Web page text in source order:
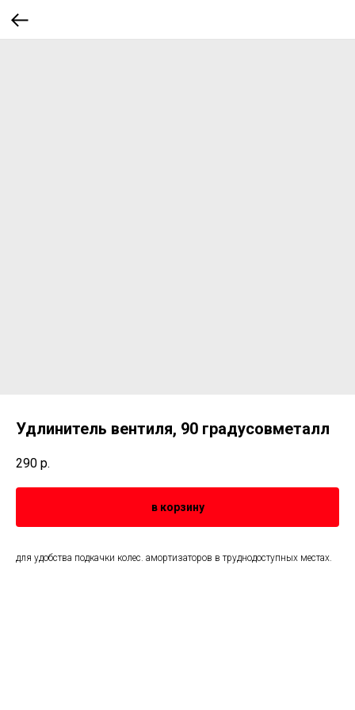
Удлинитель вентиля, 90 градусовметалл
290 р.
в корзину
для удобства подкачки колес. амортизаторов в труднодоступных местах.